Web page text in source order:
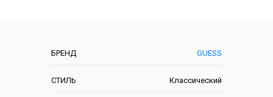
БРЕНД GUESS
СТИЛЬ Классический